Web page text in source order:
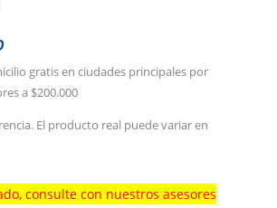
gratis en ciudades principales por
a $200.000
El producto real puede variar en
consulte con nuestros asesores